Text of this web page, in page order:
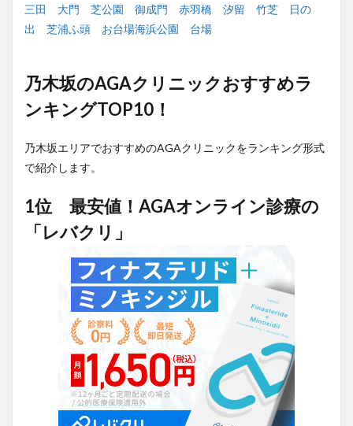
三田
大門 芝公園 御成門 赤羽橋 汐留 竹芝
日の
出
芝浦ふ頭 お台場海浜公園 台場
乃木坂のAGAクリニックおすすめラ
ンキングTOP10！
乃木坂エリアでおすすめのAGAクリニックをランキング形式
で紹介します。
1位 最安値！AGAオンライン診療の
「レバクリ」